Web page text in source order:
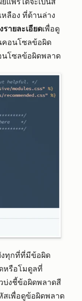
ลือง ที่ด้านล่าง
รายละเอียดเพื่อดู
คอนโซลข้อผิด
นโซลข้อผิดพลาด
ทุกที่ที่มีข้อผิด
หรือโมดูลที่
บ่งชี้ข้อผิดพลาดสี
สเพื่อดูข้อผิดพลาด